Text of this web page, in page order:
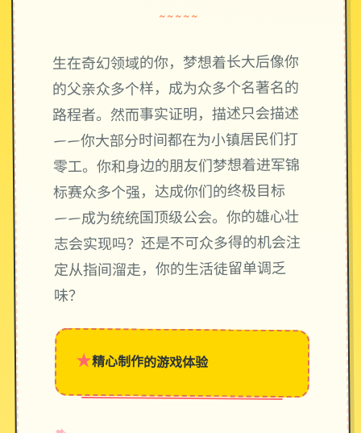
~~~~~
生在奇幻领域的你，梦想着长大后像你
的父亲众多个样，成为众多个名著名的
路程者。然而事实证明，描述只会描述
——你大部分时间都在为小镇居民们打
零工。你和身边的朋友们梦想着进军锦
标赛众多个强，达成你们的终极目标
——成为统统国顶级公会。你的雄心壮
志会实现吗？还是不可众多得的机会注
定从指间溜走，你的生活徒留单调乏
味？
★精心制作的游戏体验